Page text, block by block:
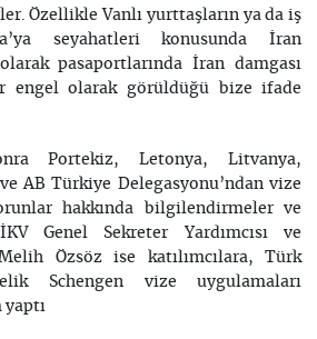
Özellikle Vanlı yurttaşların ya da iş
seyahatleri konusunda İran
pasaportlarında İran damgası
engel olarak görüldüğü bize ifade
Portekiz, Letonya, Litvanya,
AB Türkiye Delegasyonu’ndan vize
hakkında bilgilendirmeler ve
Genel Sekreter Yardımcısı ve
Özsöz ise katılımcılara, Türk
Schengen vize uygulamaları
yaptı